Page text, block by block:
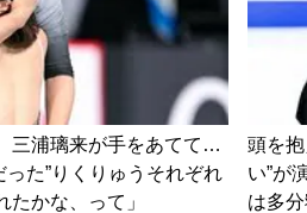
三浦璃来が手をあてて…
た”りくりゅうそれぞれ
かな、って」
頭を
い”が
は多